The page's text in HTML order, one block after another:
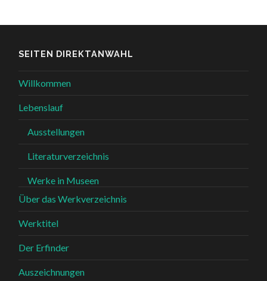
SEITEN DIREKTANWAHL
Willkommen
Lebenslauf
Ausstellungen
Literaturverzeichnis
Werke in Museen
Über das Werkverzeichnis
Werktitel
Der Erfinder
Auszeichnungen